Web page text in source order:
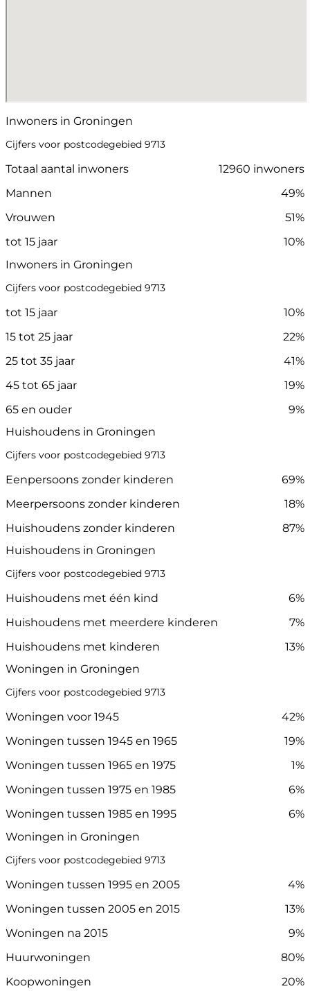
Inwoners in Groningen
Cijfers voor postcodegebied 9713
Totaal aantal inwoners
12960 inwoners
Mannen
49%
Vrouwen
51%
tot 15 jaar
10%
Inwoners in Groningen
Cijfers voor postcodegebied 9713
tot 15 jaar
10%
15 tot 25 jaar
22%
25 tot 35 jaar
41%
45 tot 65 jaar
19%
65 en ouder
9%
Huishoudens in Groningen
Cijfers voor postcodegebied 9713
Eenpersoons zonder kinderen
69%
Meerpersoons zonder kinderen
18%
Huishoudens zonder kinderen
87%
Huishoudens in Groningen
Cijfers voor postcodegebied 9713
Huishoudens met één kind
6%
Huishoudens met meerdere kinderen
7%
Huishoudens met kinderen
13%
Woningen in Groningen
Cijfers voor postcodegebied 9713
Woningen voor 1945
42%
Woningen tussen 1945 en 1965
19%
Woningen tussen 1965 en 1975
1%
Woningen tussen 1975 en 1985
6%
Woningen tussen 1985 en 1995
6%
Woningen in Groningen
Cijfers voor postcodegebied 9713
Woningen tussen 1995 en 2005
4%
Woningen tussen 2005 en 2015
13%
Woningen na 2015
9%
Huurwoningen
80%
Koopwoningen
20%